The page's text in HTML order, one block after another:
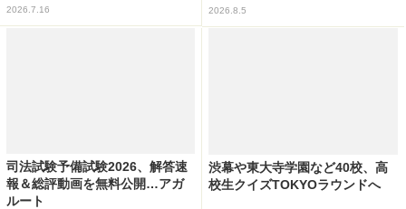
2026.7.16 2026.8.5
司法試験予備試験2026、解答速
報＆総評動画を無料公開…アガ
ルート
渋幕や東大寺学園など40校、高
校生クイズTOKYOラウンドへ